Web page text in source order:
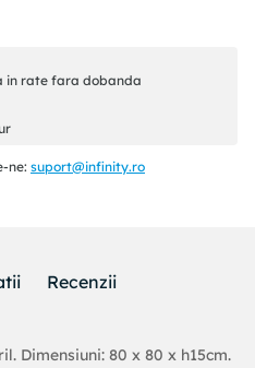
in rate fara dobanda
ne: suport@infinity.ro
Recenzii
Dimensiuni: 80 x 80 x h15cm.